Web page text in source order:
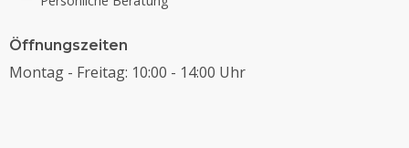
Öffnungszeiten
Montag - Freitag: 10:00 - 14:00 Uhr